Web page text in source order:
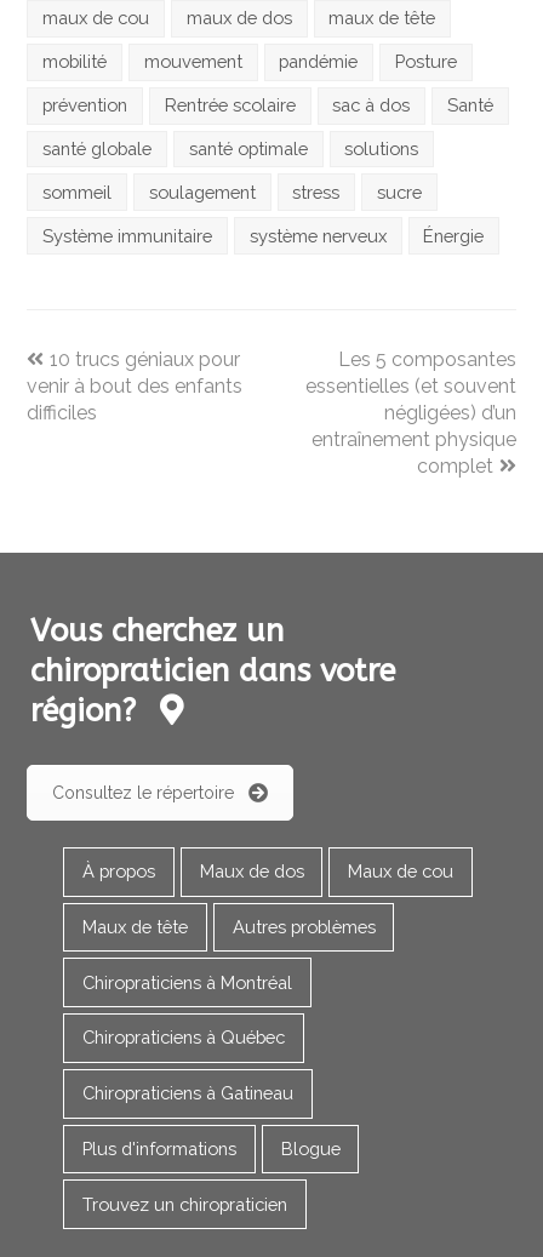
maux de cou maux de dos maux de tête
mobilité mouvement pandémie Posture
prévention Rentrée scolaire sac à dos Santé
santé globale santé optimale solutions
sommeil soulagement stress sucre
Système immunitaire système nerveux Énergie
previous
post:
10 trucs géniaux pour
venir à bout des enfants
difficiles
next
post:
Les 5 composantes
essentielles (et souvent
négligées) d’un
entraînement physique
complet
Vous cherchez un
chiropraticien dans votre
région?
Consultez le répertoire
À propos Maux de dos Maux de cou
Maux de tête Autres problèmes
Chiropraticiens à Montréal
Chiropraticiens à Québec
Chiropraticiens à Gatineau
Plus d'informations Blogue
Trouvez un chiropraticien